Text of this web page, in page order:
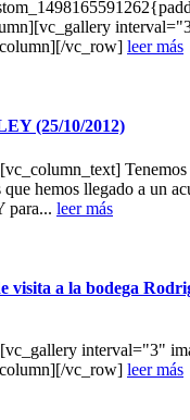
vc_row] leer más
(25/10/2012)
Tenemos
hemos llegado a un
para... leer más
visita a la bodega
interval="3"
vc_row] leer más